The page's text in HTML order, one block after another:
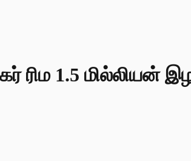
ரிம 1.5 மில்லியன்